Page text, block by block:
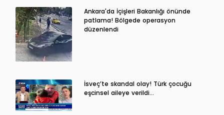
Ankara'da İçişleri Bakanlığı önünde
patlama! Bölgede operasyon
düzenlendi
İsveç’te skandal olay! Türk çocuğu
eşcinsel aileye verildi…